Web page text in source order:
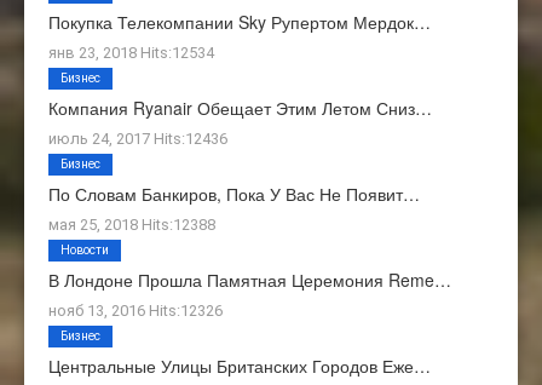
Покупка Телекомпании Sky Рупертом Мердок…
янв 23, 2018 Hits:12534
Компания Ryanair Обещает Этим Летом Сниз…
июль 24, 2017 Hits:12436
Бизнес
По Словам Банкиров, Пока У Вас Не Появит…
мая 25, 2018 Hits:12388
Бизнес
В Лондоне Прошла Памятная Церемония Reme…
нояб 13, 2016 Hits:12326
Новости
Центральные Улицы Британских Городов Еже…
Бизнес